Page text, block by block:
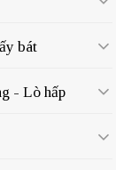
bát
- Lò hấp